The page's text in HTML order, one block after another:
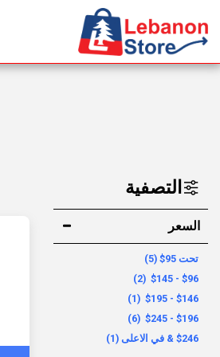
التصفية
السعر
تحت $95
(5)
$96
-
$145
(2)
$146
-
$195
(1)
$196
-
$245
(6)
$246 & في الاعلى (1)